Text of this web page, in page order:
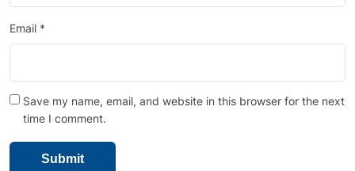
Email *
Save my name, email, and website in this browser for the next
time I comment.